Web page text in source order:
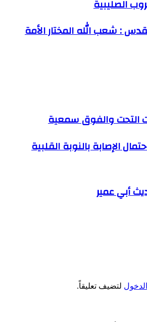
الصليبية
: شعب الله المختار الأمة
التحت والفوق سمعية
الإصابة بالنوبة القلبية
أبي عمير
لتضيف تعليقاً.